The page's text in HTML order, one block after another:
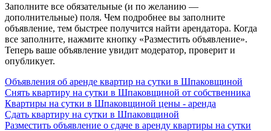
Заполните все обязательные (и по желанию —
дополнительные) поля. Чем подробнее вы заполните
объявление, тем быстрее получится найти арендатора. Когда
все заполните, нажмите кнопку «Разместить объявление».
Теперь ваше объявление увидит модератор, проверит и
опубликует.
Объявления об аренде квартир на сутки в Шпаковщиной
Снять квартиру на сутки в Шпаковщиной от собственника
Квартиры на сутки в Шпаковщиной цены - аренда
Сдать квартиру на сутки в Шпаковщиной
Разместить объявление о сдаче в аренду квартиры на сутки